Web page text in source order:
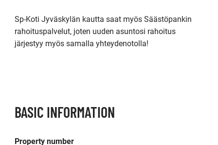
Sp-Koti Jyväskylän kautta saat myös Säästöpankin
rahoituspalvelut, joten uuden asuntosi rahoitus
järjestyy myös samalla yhteydenotolla!
BASIC INFORMATION
Property number